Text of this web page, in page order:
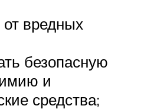
от вредных
безопасную
и
средства;